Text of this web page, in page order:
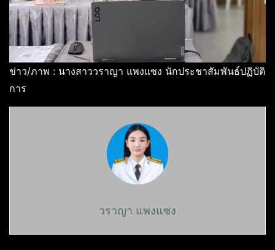
ข่าว/ภาพ : นางสาววราญา แพงแซง นักประชาสัมพันธ์ปฏิบัติ
การ
วราญา แพงแซง